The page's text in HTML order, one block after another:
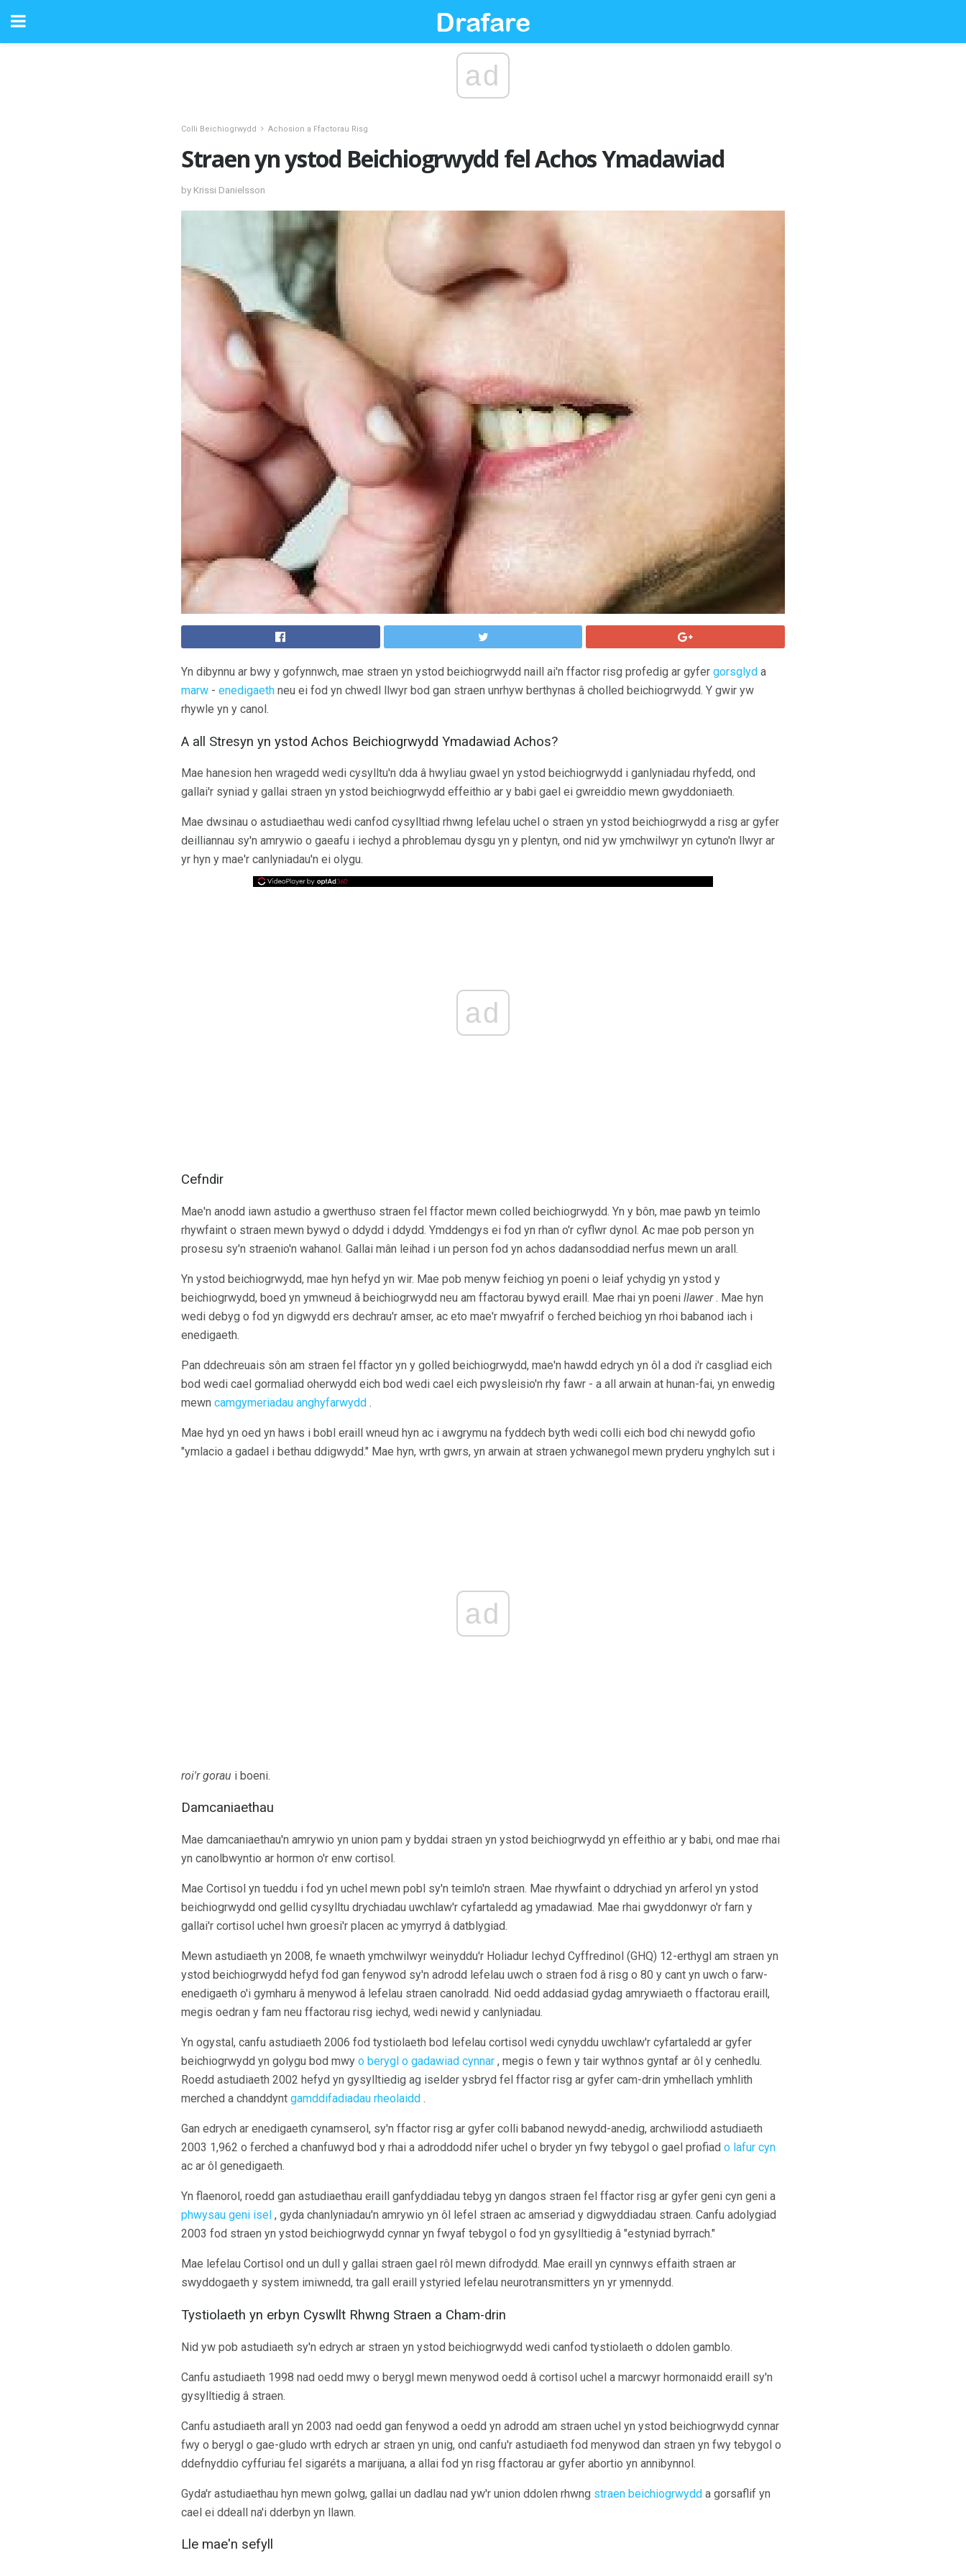
ad
Colli Beichiogrwydd Achosion a Ffactorau Risg
Straen yn ystod Beichiogrwydd fel Achos Ymadawiad
by Krissi Danielsson
Yn dibynnu ar bwy y gofynnwch, mae straen yn ystod beichiogrwydd naill ai'n ffactor risg profedig ar gyfer gorsglyd a
marw - enedigaeth neu ei fod yn chwedl llwyr bod gan straen unrhyw berthynas â cholled beichiogrwydd. Y gwir yw
rhywle yn y canol.
A all Stresyn yn ystod Achos Beichiogrwydd Ymadawiad Achos?
Mae hanesion hen wragedd wedi cysylltu'n dda â hwyliau gwael yn ystod beichiogrwydd i ganlyniadau rhyfedd, ond
gallai'r syniad y gallai straen yn ystod beichiogrwydd effeithio ar y babi gael ei gwreiddio mewn gwyddoniaeth.
Mae dwsinau o astudiaethau wedi canfod cysylltiad rhwng lefelau uchel o straen yn ystod beichiogrwydd a risg ar gyfer
deilliannau sy'n amrywio o gaeafu i iechyd a phroblemau dysgu yn y plentyn, ond nid yw ymchwilwyr yn cytuno'n llwyr ar
yr hyn y mae'r canlyniadau'n ei olygu.
ad
Cefndir
Mae'n anodd iawn astudio a gwerthuso straen fel ffactor mewn colled beichiogrwydd. Yn y bôn, mae pawb yn teimlo
rhywfaint o straen mewn bywyd o ddydd i ddydd. Ymddengys ei fod yn rhan o'r cyflwr dynol. Ac mae pob person yn
prosesu sy'n straenio'n wahanol. Gallai mân leihad i un person fod yn achos dadansoddiad nerfus mewn un arall.
Yn ystod beichiogrwydd, mae hyn hefyd yn wir. Mae pob menyw feichiog yn poeni o leiaf ychydig yn ystod y
beichiogrwydd, boed yn ymwneud â beichiogrwydd neu am ffactorau bywyd eraill. Mae rhai yn poeni llawer. Mae hyn
wedi debyg o fod yn digwydd ers dechrau'r amser, ac eto mae'r mwyafrif o ferched beichiog yn rhoi babanod iach i
enedigaeth.
Pan ddechreuais sôn am straen fel ffactor yn y golled beichiogrwydd, mae'n hawdd edrych yn ôl a dod i'r casgliad eich
bod wedi cael gormaliad oherwydd eich bod wedi cael eich pwysleisio'n rhy fawr - a all arwain at hunan-fai, yn enwedig
mewn camgymeriadau anghyfarwydd .
Mae hyd yn oed yn haws i bobl eraill wneud hyn ac i awgrymu na fyddech byth wedi colli eich bod chi newydd gofio
"ymlacio a gadael i bethau ddigwydd." Mae hyn, wrth gwrs, yn arwain at straen ychwanegol mewn pryderu ynghylch sut i
ad
roi'r gorau i boeni.
Damcaniaethau
Mae damcaniaethau'n amrywio yn union pam y byddai straen yn ystod beichiogrwydd yn effeithio ar y babi, ond mae rhai
yn canolbwyntio ar hormon o'r enw cortisol.
Mae Cortisol yn tueddu i fod yn uchel mewn pobl sy'n teimlo'n straen. Mae rhywfaint o ddrychiad yn arferol yn ystod
beichiogrwydd ond gellid cysylltu drychiadau uwchlaw'r cyfartaledd ag ymadawiad. Mae rhai gwyddonwyr o'r farn y
gallai'r cortisol uchel hwn groesi'r placen ac ymyrryd â datblygiad.
Mewn astudiaeth yn 2008, fe wnaeth ymchwilwyr weinyddu'r Holiadur Iechyd Cyffredinol (GHQ) 12-erthygl am straen yn
ystod beichiogrwydd hefyd fod gan fenywod sy'n adrodd lefelau uwch o straen fod â risg o 80 y cant yn uwch o farw-
enedigaeth o'i gymharu â menywod â lefelau straen canolradd. Nid oedd addasiad gydag amrywiaeth o ffactorau eraill,
megis oedran y fam neu ffactorau risg iechyd, wedi newid y canlyniadau.
Yn ogystal, canfu astudiaeth 2006 fod tystiolaeth bod lefelau cortisol wedi cynyddu uwchlaw'r cyfartaledd ar gyfer
beichiogrwydd yn golygu bod mwy o berygl o gadawiad cynnar , megis o fewn y tair wythnos gyntaf ar ôl y cenhedlu.
Roedd astudiaeth 2002 hefyd yn gysylltiedig ag iselder ysbryd fel ffactor risg ar gyfer cam-drin ymhellach ymhlith
merched a chanddynt gamddifadiadau rheolaidd .
Gan edrych ar enedigaeth cynamserol, sy'n ffactor risg ar gyfer colli babanod newydd-anedig, archwiliodd astudiaeth
2003 1,962 o ferched a chanfuwyd bod y rhai a adroddodd nifer uchel o bryder yn fwy tebygol o gael profiad o lafur cyn
ac ar ôl genedigaeth.
Yn flaenorol, roedd gan astudiaethau eraill ganfyddiadau tebyg yn dangos straen fel ffactor risg ar gyfer geni cyn geni a
phwysau geni isel , gyda chanlyniadau'n amrywio yn ôl lefel straen ac amseriad y digwyddiadau straen. Canfu adolygiad
2003 fod straen yn ystod beichiogrwydd cynnar yn fwyaf tebygol o fod yn gysylltiedig â "estyniad byrrach."
Mae lefelau Cortisol ond un dull y gallai straen gael rôl mewn difrodydd. Mae eraill yn cynnwys effaith straen ar
swyddogaeth y system imiwnedd, tra gall eraill ystyried lefelau neurotransmitters yn yr ymennydd.
Tystiolaeth yn erbyn Cyswllt Rhwng Straen a Cham-drin
Nid yw pob astudiaeth sy'n edrych ar straen yn ystod beichiogrwydd wedi canfod tystiolaeth o ddolen gamblo.
Canfu astudiaeth 1998 nad oedd mwy o berygl mewn menywod oedd â cortisol uchel a marcwyr hormonaidd eraill sy'n
gysylltiedig â straen.
Canfu astudiaeth arall yn 2003 nad oedd gan fenywod a oedd yn adrodd am straen uchel yn ystod beichiogrwydd cynnar
fwy o berygl o gae-gludo wrth edrych ar straen yn unig, ond canfu'r astudiaeth fod menywod dan straen yn fwy tebygol o
ddefnyddio cyffuriau fel sigaréts a marijuana, a allai fod yn risg ffactorau ar gyfer abortio yn annibynnol.
Gyda'r astudiaethau hyn mewn golwg, gallai un dadlau nad yw'r union ddolen rhwng straen beichiogrwydd a gorsaflif yn
cael ei ddeall na'i dderbyn yn llawn.
Lle mae'n sefyll